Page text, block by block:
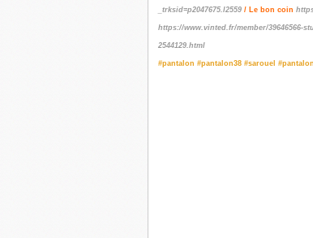
_trksid=p2047675.l2559 / Le bon coin
https://www.vinted.fr/member/39646566-
2544129.html
#pantalon #pantalon38 #sarouel